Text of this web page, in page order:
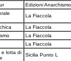
Edizioni
La Fiaccola
La Fiaccola
La Fiaccola
La Fiaccola
e lotta di
Sicilia Punto L